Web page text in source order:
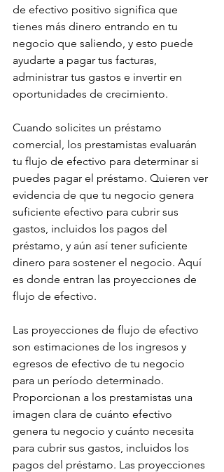
de efectivo positivo significa que
tienes más dinero entrando en tu
negocio que saliendo, y esto puede
ayudarte a pagar tus facturas,
administrar tus gastos e invertir en
oportunidades de crecimiento.
Cuando solicites un préstamo
comercial, los prestamistas evaluarán
tu flujo de efectivo para determinar si
puedes pagar el préstamo. Quieren ver
evidencia de que tu negocio genera
suficiente efectivo para cubrir sus
gastos, incluidos los pagos del
préstamo, y aún así tener suficiente
dinero para sostener el negocio. Aquí
es donde entran las proyecciones de
flujo de efectivo.
Las proyecciones de flujo de efectivo
son estimaciones de los ingresos y
egresos de efectivo de tu negocio
para un período determinado.
Proporcionan a los prestamistas una
imagen clara de cuánto efectivo
genera tu negocio y cuánto necesita
para cubrir sus gastos, incluidos los
pagos del préstamo. Las proyecciones